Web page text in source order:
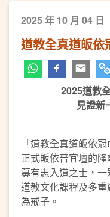
2025 年 10 月 04 日
道教全真道皈依
2025道教
見證新
「道教全真道皈依
正式皈依普宜壇的
募有志入道之士，
道教文化課程及多
為戒子。